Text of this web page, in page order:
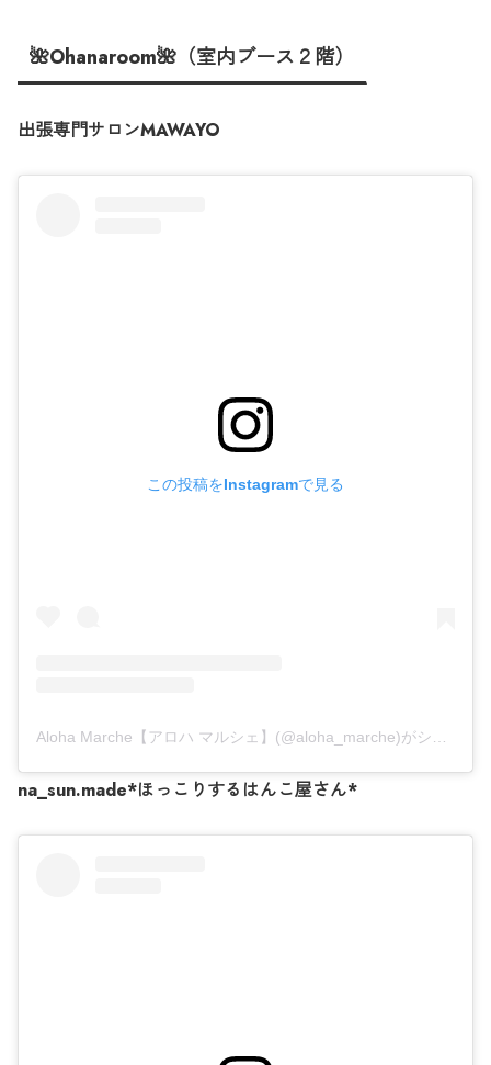
🌺Ohanaroom🌺（室内ブース２階）
出張専門サロンMAWAYO
この投稿をInstagramで見る
na_sun.made*ほっこりするはんこ屋さん*